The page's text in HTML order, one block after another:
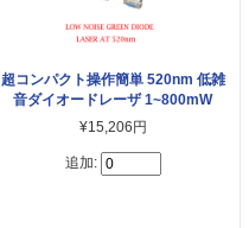
超コンパクト操作簡単 520nm 低雑
音ダイオードレーザ 1~800mW
¥15,206円
追加: